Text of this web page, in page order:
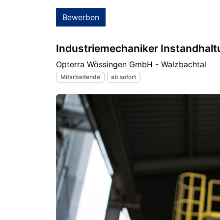
Bewerben
Industriemechaniker
Opterra Wössingen GmbH - Walzbachtal
Mitarbeitende ab sofort